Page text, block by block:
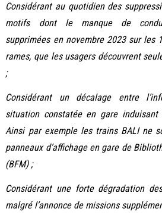
Considérant au quotidien des
motifs dont le manque de
supprimées en novembre 2023 sur les
rames, que les usagers découvrent
;
Considérant un décalage entre
situation constatée en gare induisant
Ainsi par exemple les trains BALI ne
panneaux d’affichage en gare de
(BFM) ;
Considérant une forte dégradation
malgré l’annonce de missions